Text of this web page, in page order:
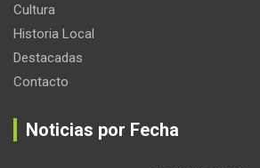
Cultura
Historia Local
Destacadas
Contacto
Noticias por Fecha